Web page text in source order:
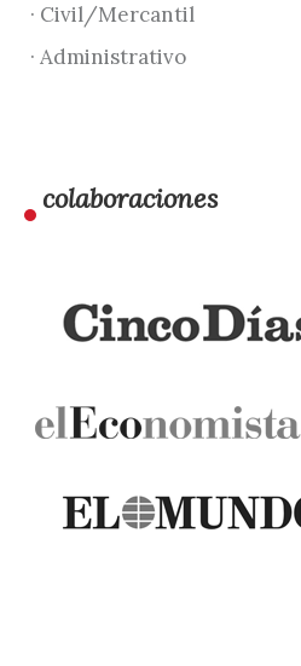
· Civil/Mercantil
· Administrativo
colaboraciones